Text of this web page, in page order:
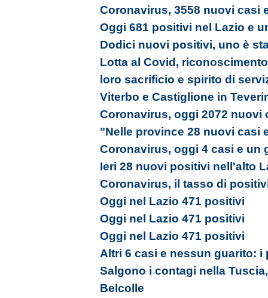
Coronavirus, 3558 nuovi casi
Oggi 681 positivi nel Lazio e
Dodici nuovi positivi, uno è
Lotta al Covid,
loro sacrificio e spirito di
Viterbo e Castiglione in
Coronavirus, oggi 2072 nuovi
"Nelle province 28 nuovi casi
Coronavirus, oggi 4 casi e un
Ieri 28 nuovi positivi nell'alto
Coronavirus, il tasso di
Oggi nel Lazio 471 positivi
Oggi nel Lazio 471 positivi
Oggi nel Lazio 471 positivi
Altri 6 casi e nessun guarito:
Salgono i contagi nella
Belcolle